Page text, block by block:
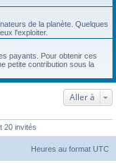
de la planète. Quelques
l'exploiter.
payants. Pour obtenir ces
petite contribution sous la
Aller à
20 invités
Heures au format UTC